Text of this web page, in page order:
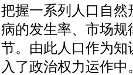
把握一系列人口自
病的发生率、市场
节。由此人口作为
入了政治权力运作中